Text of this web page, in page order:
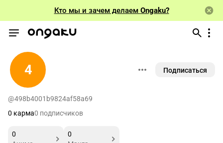
Кто мы и зачем делаем Ongaku?
4 Подписаться
@498b4001b9824af58a69
0 карма0 подписчиков
0
0